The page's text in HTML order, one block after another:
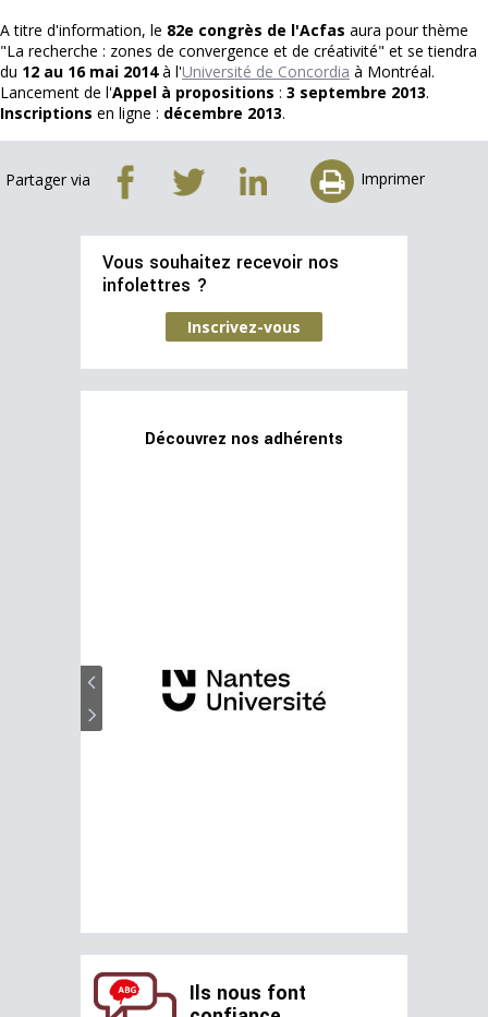
A titre d'information, le 82e congrès de l'Acfas aura pour thème
"La recherche : zones de convergence et de créativité" et se tiendra
du 12 au 16 mai 2014à l'Université de Concordia à Montréal.
Lancement de l'Appel à propositions : 3 septembre 2013.
Inscriptions en ligne : décembre 2013.
Partager via Imprimer
Vous souhaitez recevoir nos
infolettres ?
Inscrivez-vous
Découvrez nos adhérents
Ils nous font